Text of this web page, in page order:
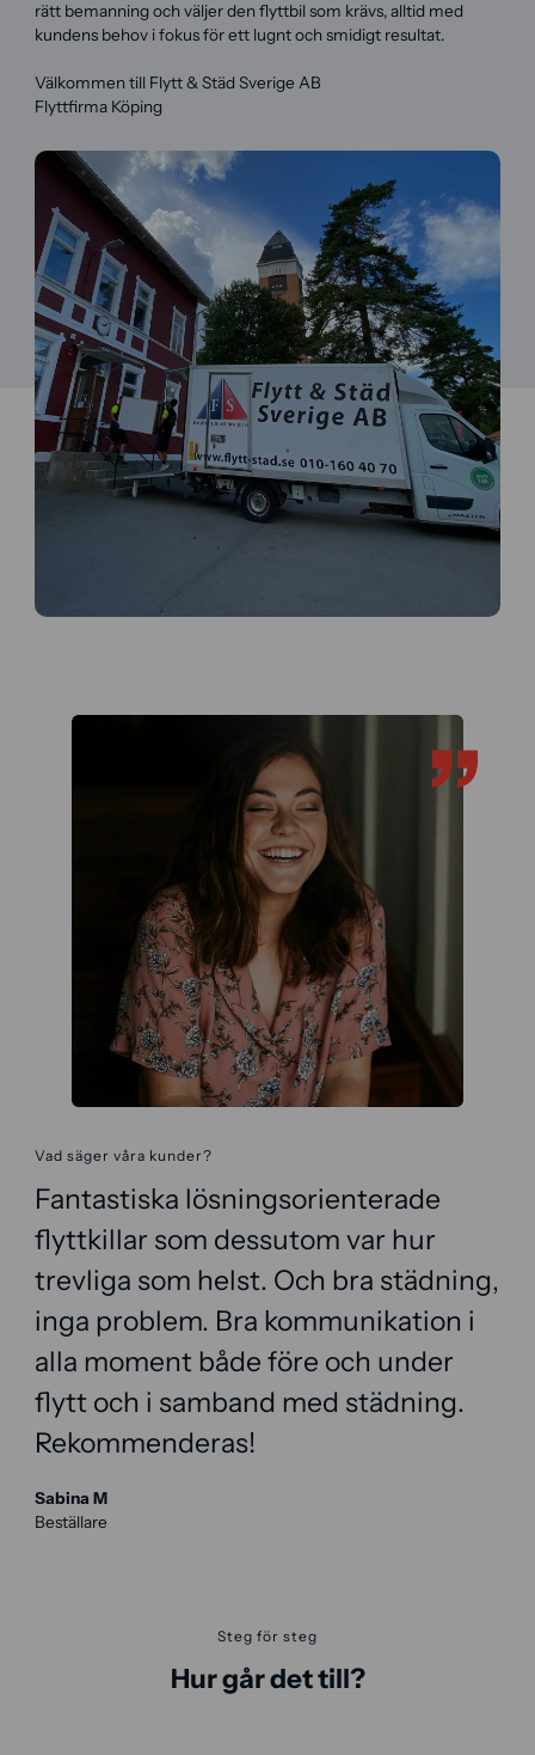
rätt bemanning och väljer den flyttbil som krävs, alltid med
kundens behov i fokus för ett lugnt och smidigt resultat.
Välkommen till Flytt & Städ Sverige AB
Flyttfirma Köping
Vad säger våra kunder?
Fantastiska lösningsorienterade
flyttkillar som dessutom var hur
trevliga som helst. Och bra städning,
inga problem. Bra kommunikation i
alla moment både före och under
flytt och i samband med städning.
Rekommenderas!
Sabina M
Beställare
Steg för steg
Hur går det till?